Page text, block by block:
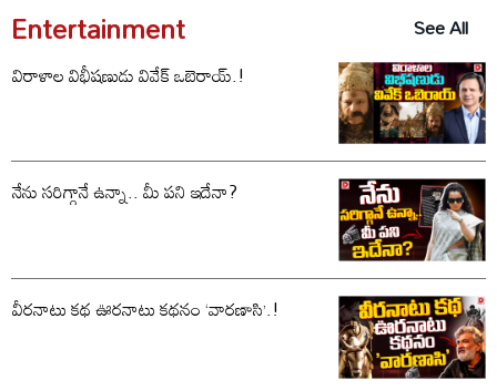
Entertainment
See All
విరాళాల విభీషణుడు వివేక్ ఒబెరాయ్.!
నేను సరిగ్గానే ఉన్నా.. మీ పని ఇదేనా?
వీరనాటు కథ ఊరనాటు కథనం ‘వారణాసి’.!